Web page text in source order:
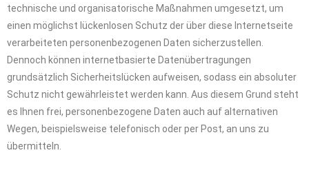
technische und organisatorische Maßnahmen umgesetzt, um
einen möglichst lückenlosen Schutz der über diese Internetseite
verarbeiteten personenbezogenen Daten sicherzustellen.
Dennoch können internetbasierte Datenübertragungen
grundsätzlich Sicherheitslücken aufweisen, sodass ein absoluter
Schutz nicht gewährleistet werden kann. Aus diesem Grund steht
es Ihnen frei, personenbezogene Daten auch auf alternativen
Wegen, beispielsweise telefonisch oder per Post, an uns zu
übermitteln.